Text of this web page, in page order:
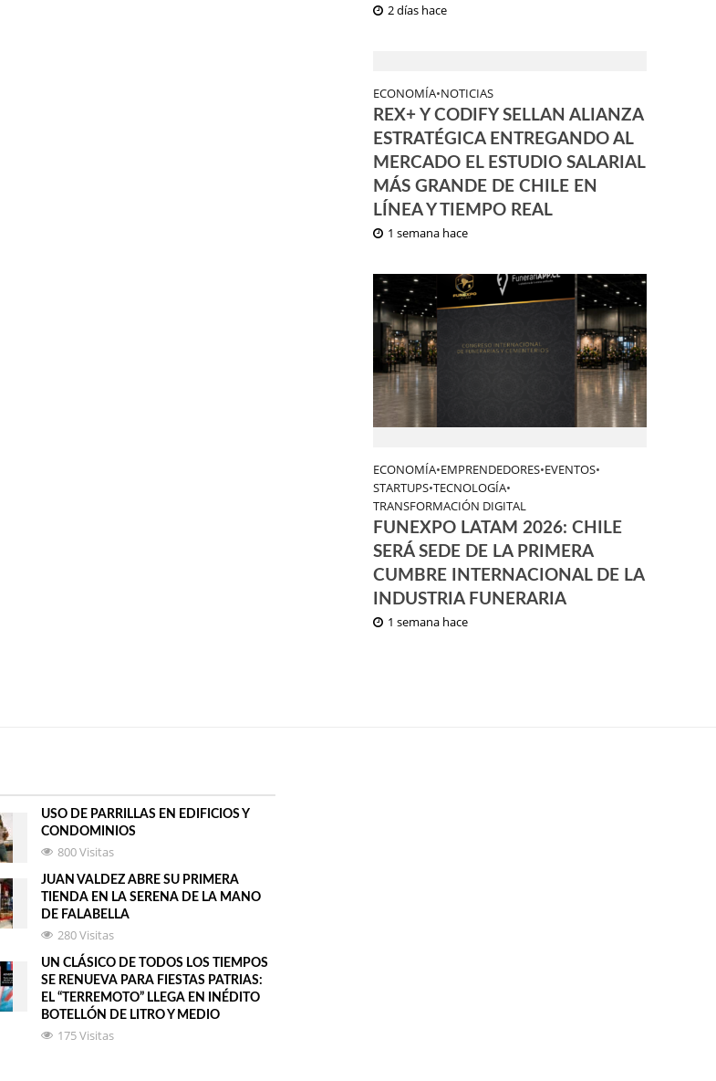
2 días hace
ECONOMÍA•NOTICIAS
REX+ Y CODIFY SELLAN ALIANZA
ESTRATÉGICA ENTREGANDO AL
MERCADO EL ESTUDIO SALARIAL
MÁS GRANDE DE CHILE EN
LÍNEA Y TIEMPO REAL
1 semana hace
ECONOMÍA•EMPRENDEDORES•EVENTOS•
STARTUPS•TECNOLOGÍA•
TRANSFORMACIÓN DIGITAL
FUNEXPO LATAM 2026: CHILE
SERÁ SEDE DE LA PRIMERA
CUMBRE INTERNACIONAL DE LA
INDUSTRIA FUNERARIA
1 semana hace
USO DE PARRILLAS EN EDIFICIOS Y
CONDOMINIOS
800 Visitas
JUAN VALDEZ ABRE SU PRIMERA
TIENDA EN LA SERENA DE LA MANO
DE FALABELLA
280 Visitas
UN CLÁSICO DE TODOS LOS TIEMPOS
SE RENUEVA PARA FIESTAS PATRIAS:
EL “TERREMOTO” LLEGA EN INÉDITO
BOTELLÓN DE LITRO Y MEDIO
175 Visitas